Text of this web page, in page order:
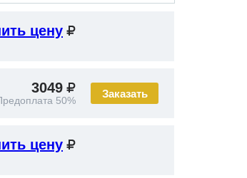
цену
Заказать
3049
50%
цену